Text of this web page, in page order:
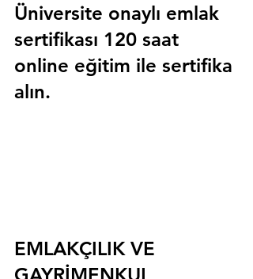
Üniversite onaylı emlak
sertifikası 120 saat
online eğitim ile sertifika
alın.
EMLAKÇILIK VE